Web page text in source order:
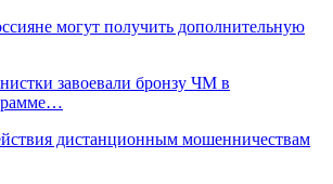
могут получить дополнительную
завоевали бронзу ЧМ в
дистанционным мошенничествам